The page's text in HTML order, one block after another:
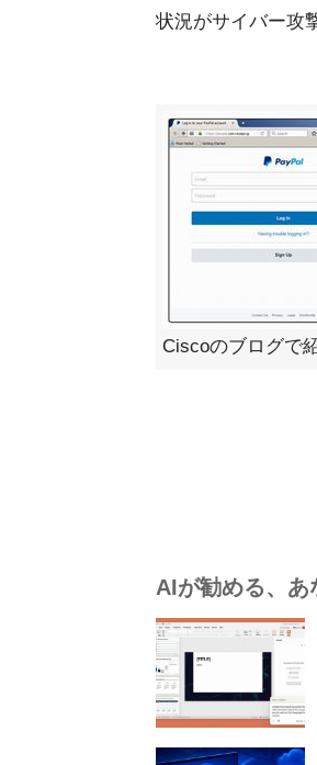
状況がサイバー攻
Ciscoのブログで
AIが勧める、あ